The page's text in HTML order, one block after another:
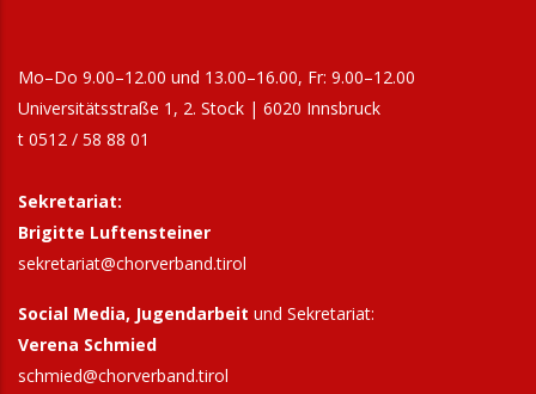
Mo–Do 9.00–12.00 und 13.00–16.00, Fr: 9.00–12.00
Universitätsstraße 1, 2. Stock | 6020 Innsbruck
t 0512 / 58 88 01
Sekretariat:
Brigitte Luftensteiner
sekretariat@chorverband.tirol
Social Media, Jugendarbeit und Sekretariat:
Verena Schmied
schmied@chorverband.tirol